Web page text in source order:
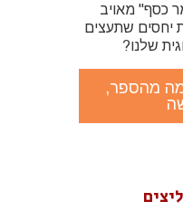
כסף" מאויב
יחסים שתעצים
שלנו?
מהספר,